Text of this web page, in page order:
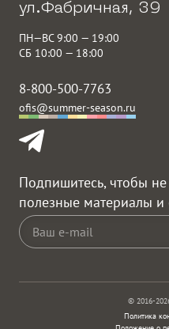
ул.Фабричная, 39
ПН—ВС 9:00 — 19:00
СБ 10:00 — 18:00
8-800-500-7763
ofis@summer-season.ru
Подпишитесь, чтобы не
полезные материалы
© 2016-
Политика